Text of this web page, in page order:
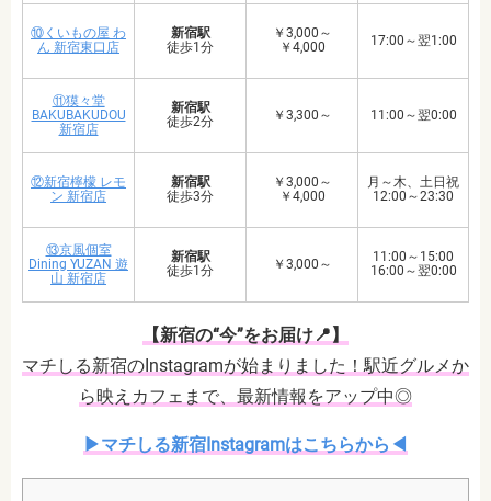
⑩くいもの屋 わ
ん 新宿東口店
新宿駅
徒歩1分
￥3,000～
￥4,000
17:00～翌1:00
⑪獏々堂
BAKUBAKUDOU
新宿店
新宿駅
徒歩2分
￥3,300～ 11:00～翌0:00
⑫新宿檸檬 レモ
ン 新宿店
新宿駅
徒歩3分
￥3,000～
￥4,000
月～木、土日祝
12:00～23:30
⑬京風個室
Dining YUZAN 遊
山 新宿店
新宿駅
徒歩1分
￥3,000～
11:00～15:00
16:00～翌0:00
【新宿の“今”をお届け📍】
マチしる新宿のInstagramが始まりました！駅近グルメか
ら映えカフェまで、最新情報をアップ中◎
▶︎マチしる新宿Instagramはこちらから◀︎